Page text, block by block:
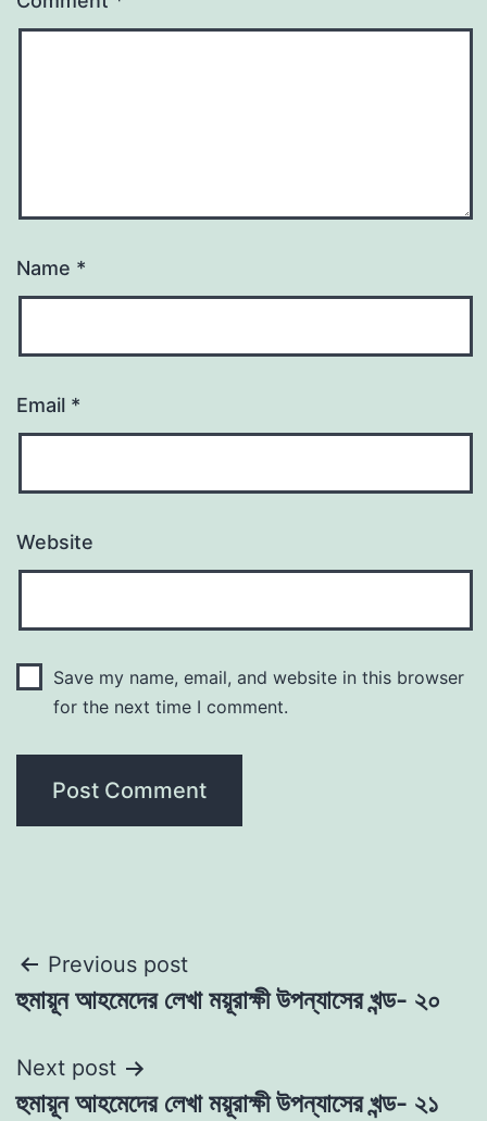
Name *
Email *
Website
Save my name, email, and website in this browser
for the next time I comment.
Post
navigation
Previous post
হুমায়ূন আহমেদের লেখা ময়ূরাক্ষী উপন্যাসের খন্ড- ২০
Next post
হুমায়ূন আহমেদের লেখা ময়ূরাক্ষী উপন্যাসের খন্ড- ২১